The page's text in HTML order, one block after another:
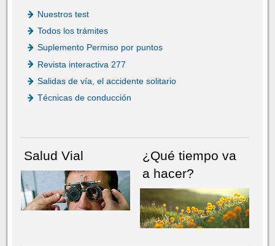
Nuestros test
Todos los trámites
Suplemento Permiso por puntos
Revista interactiva 277
Salidas de vía, el accidente solitario
Técnicas de conducción
Salud Vial
¿Qué tiempo va
a hacer?